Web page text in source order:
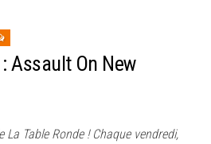
Assault On New
La Table Ronde ! Chaque vendredi,